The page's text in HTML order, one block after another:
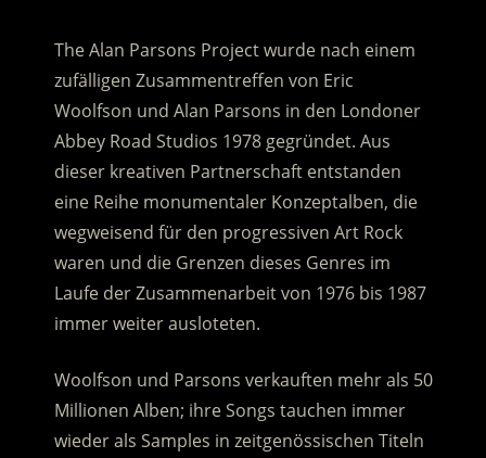
The Alan Parsons Project wurde nach einem
zufälligen Zusammentreffen von Eric
Woolfson und Alan Parsons in den Londoner
Abbey Road Studios 1978 gegründet. Aus
dieser kreativen Partnerschaft entstanden
eine Reihe monumentaler Konzeptalben, die
wegweisend für den progressiven Art Rock
waren und die Grenzen dieses Genres im
Laufe der Zusammenarbeit von 1976 bis 1987
immer weiter ausloteten.
Woolfson und Parsons verkauften mehr als 50
Millionen Alben; ihre Songs tauchen immer
wieder als Samples in zeitgenössischen Titeln